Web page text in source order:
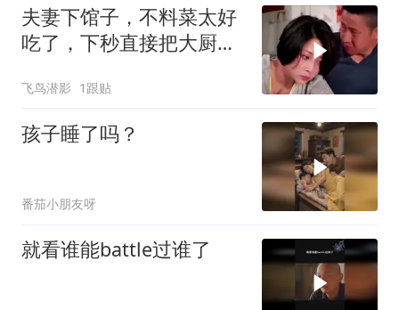
夫妻下馆子，不料菜太好
吃了，下秒直接把大厨请
飞鸟潜影 1跟贴
孩子睡了吗？
番茄小朋友呀
就看谁能battle过谁了